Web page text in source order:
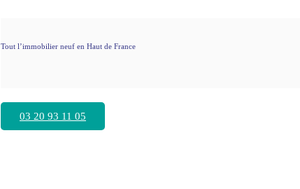
Tout l’immobilier neuf en Haut de France
03 20 93 11 05